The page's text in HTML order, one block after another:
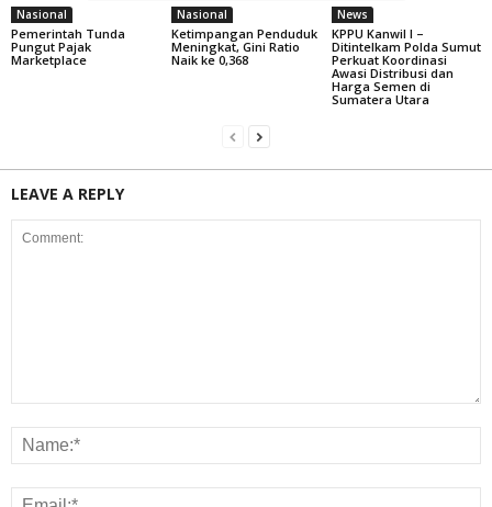
Nasional
Pemerintah Tunda
Pungut Pajak
Marketplace
Nasional
Ketimpangan Penduduk
Meningkat, Gini Ratio
Naik ke 0,368
News
KPPU Kanwil I –
Ditintelkam Polda Sumut
Perkuat Koordinasi
Awasi Distribusi dan
Harga Semen di
Sumatera Utara
LEAVE A REPLY